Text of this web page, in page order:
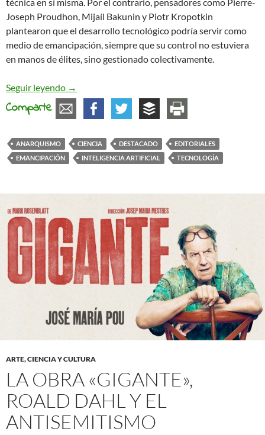
Joseph Proudhon, Mijaíl Bakunin y Piotr Kropotkin
plantearon que el desarrollo tecnológico podría servir como
medio de emancipación, siempre que su control no estuviera
en manos de élites, sino gestionado colectivamente.
Seguir leyendo El anarquismo y su relación con la tecnociencia
→
Comparte
ANARQUISMO CIENCIA DESTACADO
EDITORIALES
EMANCIPACIÓN
INTELIGENCIA ARTIFICIAL TECNOLOGÍA
ARTE, CIENCIA Y CULTURA
LA OBRA «GIGANTE»,
ROALD DAHL Y EL
ANTISEMITISMO